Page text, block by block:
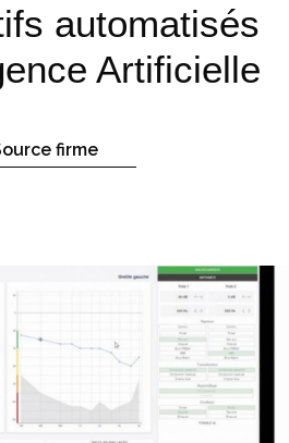
automatisés
Artificielle
firme